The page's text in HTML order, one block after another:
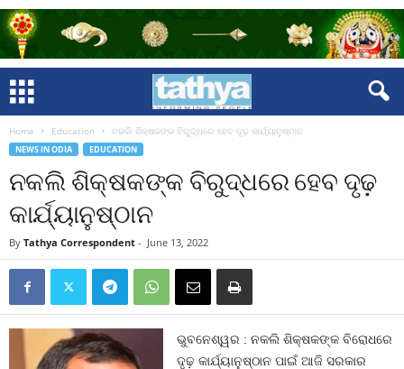
Home Education ନକଲି ଶିକ୍ଷକଙ୍କ ବିରୁଦ୍ଧରେ ହେବ ଦୃଢ଼ କାର୍ଯ୍ୟାନୁଷ୍ଠାନ
NEWS IN ODIA EDUCATION
ନକଲି ଶିକ୍ଷକଙ୍କ ବିରୁଦ୍ଧରେ ହେବ ଦୃଢ଼
କାର୍ଯ୍ୟାନୁଷ୍ଠାନ
By Tathya Correspondent - June 13, 2022
ଭୁବନେଶ୍ୱର : ନକଲି ଶିକ୍ଷକଙ୍କ ବିରୋଧରେ
ଦୃଢ଼ କାର୍ଯ୍ୟାନୁଷ୍ଠାନ ପାଇଁ ଆଜି ସରକାର